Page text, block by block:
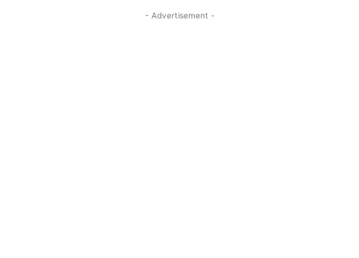
- Advertisement -